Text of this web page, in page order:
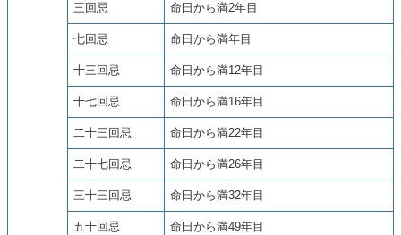
三回忌 命日から満2年目
七回忌 命日から満年目
十三回忌 命日から満12年目
十七回忌 命日から満16年目
二十三回忌 命日から満22年目
二十七回忌 命日から満26年目
三十三回忌 命日から満32年目
五十回忌 命日から満49年目